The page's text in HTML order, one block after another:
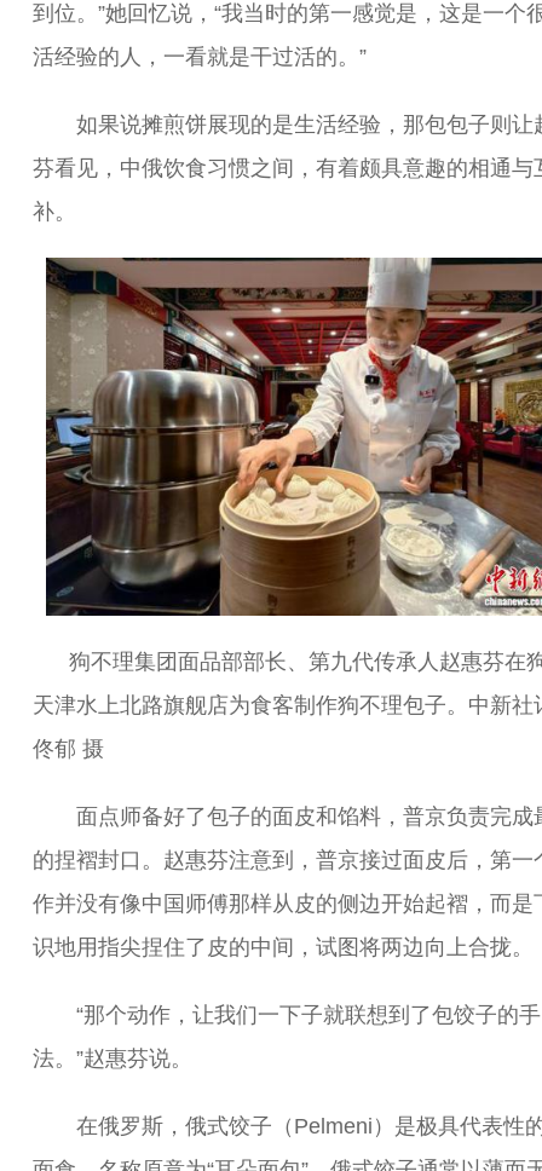
到位。”她回忆说，“我当时的第一感觉是，这是一个
活经验的人，一看就是干过活的。”
如果说摊煎饼展现的是生活经验，那包包子则让
芬看见，中俄饮食习惯之间，有着颇具意趣的相通与
补。
狗不理集团面品部部长、第九代传承人赵惠芬在
天津水上北路旗舰店为食客制作狗不理包子。中新社
佟郁 摄
面点师备好了包子的面皮和馅料，普京负责完成
的捏褶封口。赵惠芬注意到，普京接过面皮后，第一
作并没有像中国师傅那样从皮的侧边开始起褶，而是
识地用指尖捏住了皮的中间，试图将两边向上合拢。
“那个动作，让我们一下子就联想到了包饺子的手
法。”赵惠芬说。
在俄罗斯，俄式饺子（Pelmeni）是极具代表性